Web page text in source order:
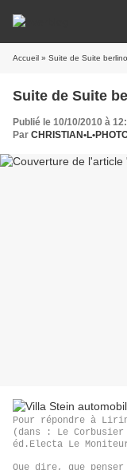
Accueil » Suite de Suite
Suite de Suite
Publié le 10/10/2010 à
Par
Pour répondre à
(dans : Le
éd.Electa Le
Que dire, que